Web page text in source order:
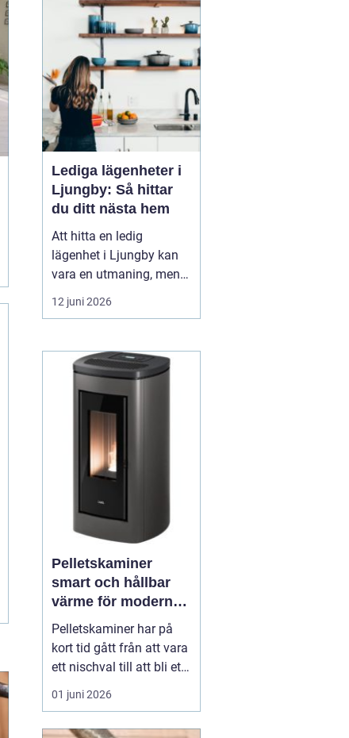
där vardagsföremål
både används och
uppskattas.
Kombinationen av
keramik, ...
Lediga lägenheter i
Ljungby: Så hittar
du ditt nästa hem
Att hitta en ledig
lägenhet i Ljungby kan
vara en utmaning, men
med rätt strategi och
information går det att
bostadsmarknaden
effektivt. Ljungby, en
centralort i Kronobergs
län, erbjuder inte bara
historik och charm, ut...
12 juni 2026
Pelletskaminer
smart och hållbar
värme för moderna
hem
Pelletskaminer har på
kort tid gått från att vara
ett nischval till att bli ett
av de mest intressanta
alternativen för
01 juni 2026